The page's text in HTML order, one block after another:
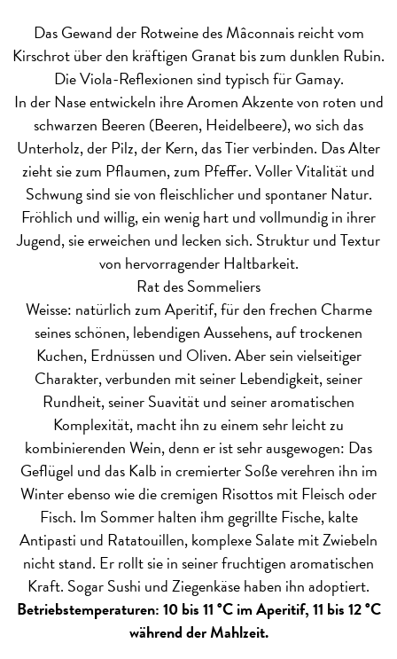
Das Gewand der Rotweine des Mâconnais reicht vom
Kirschrot über den kräftigen Granat bis zum dunklen Rubin.
Die Viola-Reflexionen sind typisch für Gamay.
In der Nase entwickeln ihre Aromen Akzente von roten und
schwarzen Beeren (Beeren, Heidelbeere), wo sich das
Unterholz, der Pilz, der Kern, das Tier verbinden. Das Alter
zieht sie zum Pflaumen, zum Pfeffer. Voller Vitalität und
Schwung sind sie von fleischlicher und spontaner Natur.
Fröhlich und willig, ein wenig hart und vollmundig in ihrer
Jugend, sie erweichen und lecken sich. Struktur und Textur
von hervorragender Haltbarkeit.
Rat des Sommeliers
Weisse: natürlich zum Aperitif, für den frechen Charme
seines schönen, lebendigen Aussehens, auf trockenen
Kuchen, Erdnüssen und Oliven. Aber sein vielseitiger
Charakter, verbunden mit seiner Lebendigkeit, seiner
Rundheit, seiner Suavität und seiner aromatischen
Komplexität, macht ihn zu einem sehr leicht zu
kombinierenden Wein, denn er ist sehr ausgewogen: Das
Geflügel und das Kalb in cremierter Soße verehren ihn im
Winter ebenso wie die cremigen Risottos mit Fleisch oder
Fisch. Im Sommer halten ihm gegrillte Fische, kalte
Antipasti und Ratatouillen, komplexe Salate mit Zwiebeln
nicht stand. Er rollt sie in seiner fruchtigen aromatischen
Kraft. Sogar Sushi und Ziegenkäse haben ihn adoptiert.
Betriebstemperaturen: 10 bis 11 °C im Aperitif, 11 bis 12 °C
während der Mahlzeit.